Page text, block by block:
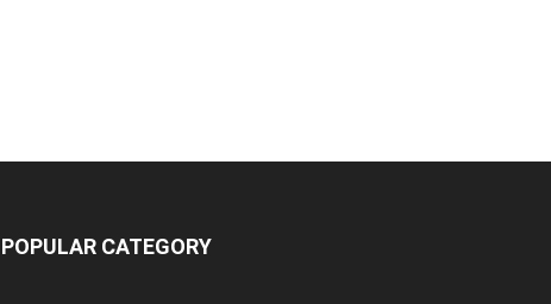
POPULAR CATEGORY